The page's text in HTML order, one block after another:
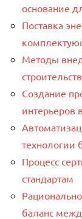
основание
Поставка
Методы
Создание
интерьеров
технологии
Процесс
стандартам
баланс